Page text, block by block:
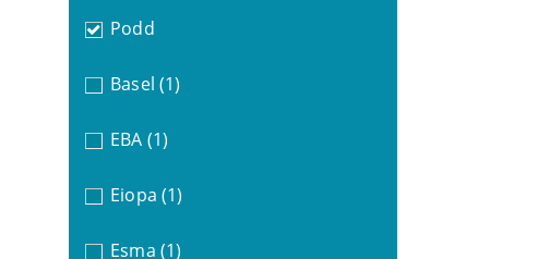
Podd
Basel (1)
EBA (1)
Eiopa (1)
Esma (1)